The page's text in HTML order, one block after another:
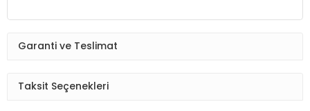
Garanti ve Teslimat
Taksit Seçenekleri